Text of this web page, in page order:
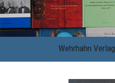
Wehrhahn Verlag